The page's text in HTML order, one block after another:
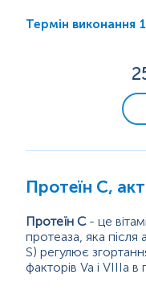
згортання крові.
але є також докази
Термін виконання
Протеїн C,
Протеїн С - це
протеаза, яка після
S) регулює
факторів Va і VIIIa в